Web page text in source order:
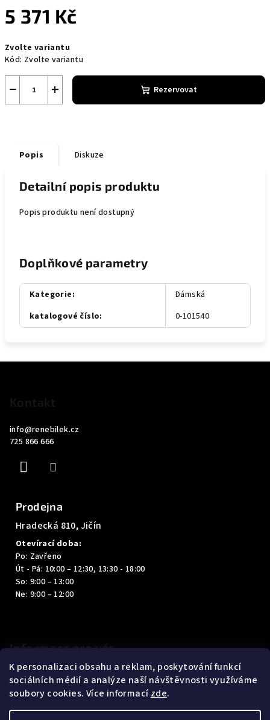
K personalizaci obsahu a reklam, poskytování funkcí
sociálních médií a analýze naší návštěvnosti využíváme
soubory cookies. Více informacízde.
5 371 Kč
cena:
Zvolte variantu
Kód: Zvolte variantu
+
− Rezervovat
Popis Diskuze
Detailní popis produktu
Popis produktu není dostupný
Doplňkové parametry
Kategorie:
Dámská
katalogové číslo: 0-101540
info@renebilek.cz
725 866 666
Prodejna
Hradecká 810, Jičín
Otevírací doba:
Po: Zavřeno
Út - Pá: 10:00 – 12:30, 13:30 - 18:00
So: 9:00 – 13:00
Ne: 9:00 – 12:00
Informace pro vás
Kontakty
Obchodní podmínky